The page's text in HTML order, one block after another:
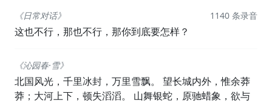
《日常对话》
这也不行，那也不行，那你到底要怎样？
1140 条录音
《沁园春·雪》
北国风光，千里冰封，万里雪飘。 望长城内外，惟余莽
莽；大河上下，顿失滔滔。 山舞银蛇，原驰蜡象，欲与